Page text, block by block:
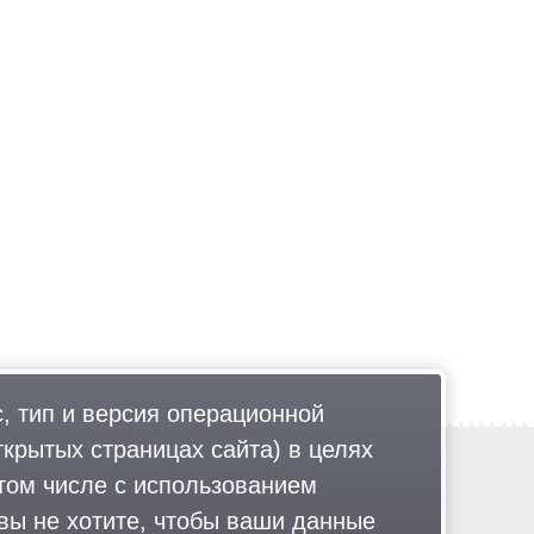
Обратная связь
Политика обработки персональных данных
Соглашение об использовании
тип и версия операционной
страницах сайта) в целях
числе с использованием
не хотите, чтобы ваши данные